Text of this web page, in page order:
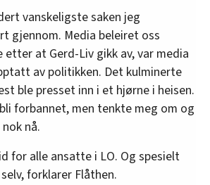
vanskeligste saken jeg
gjennom. Media beleiret oss
at Gerd-Liv gikk av, var media
av politikken. Det kulminerte
ble presset inn i et hjørne i heisen.
forbannet, men tenkte meg om og
nå.
for alle ansatte i LO. Og spesielt
forklarer Flåthen.